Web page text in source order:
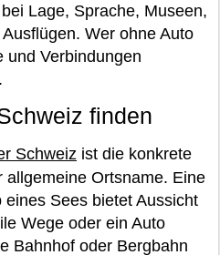
Lage, Sprache, Museen,
Wer ohne Auto
und Verbindungen
finden
Schweiz ist die konkrete
allgemeine Ortsname. Eine
Sees bietet Aussicht
Wege oder ein Auto
Bahnhof oder Bergbahn